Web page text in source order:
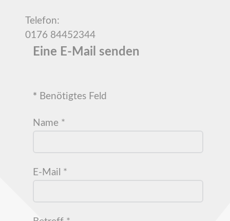
Telefon:
0176 84452344
Eine E-Mail senden
* Benötigtes Feld
Name *
E-Mail *